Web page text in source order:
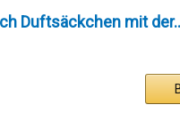
Duftsäckchen mit